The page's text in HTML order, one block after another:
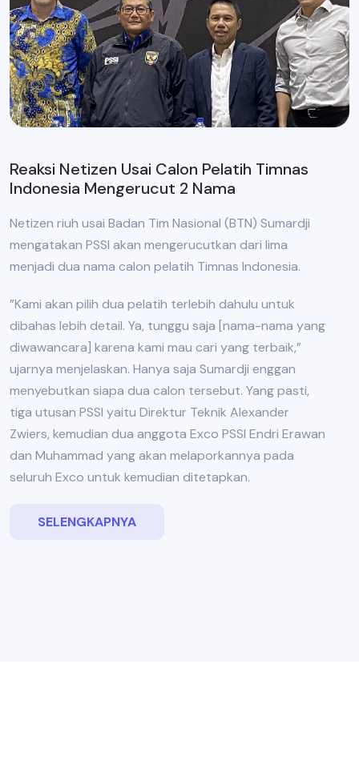
Reaksi Netizen Usai Calon Pelatih Timnas
Indonesia Mengerucut 2 Nama
Netizen riuh usai Badan Tim Nasional (BTN) Sumardji
mengatakan PSSI akan mengerucutkan dari lima
menjadi dua nama calon pelatih Timnas Indonesia.
”Kami akan pilih dua pelatih terlebih dahulu untuk
dibahas lebih detail. Ya, tunggu saja [nama-nama yang
diwawancara] karena kami mau cari yang terbaik,”
ujarnya menjelaskan. Hanya saja Sumardji enggan
menyebutkan siapa dua calon tersebut. Yang pasti,
tiga utusan PSSI yaitu Direktur Teknik Alexander
Zwiers, kemudian dua anggota Exco PSSI Endri Erawan
dan Muhammad yang akan melaporkannya pada
seluruh Exco untuk kemudian ditetapkan.
SELENGKAPNYA